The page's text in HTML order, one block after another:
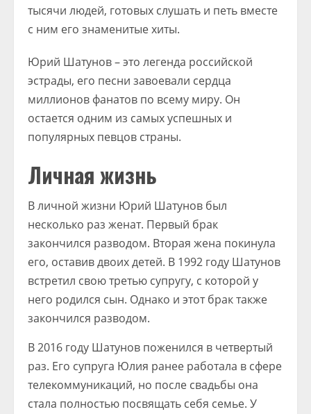
тысячи людей, готовых слушать и петь вместе
с ним его знаменитые хиты.
Юрий Шатунов – это легенда российской
эстрады, его песни завоевали сердца
миллионов фанатов по всему миру. Он
остается одним из самых успешных и
популярных певцов страны.
Личная жизнь
В личной жизни Юрий Шатунов был
несколько раз женат. Первый брак
закончился разводом. Вторая жена покинула
его, оставив двоих детей. В 1992 году Шатунов
встретил свою третью супругу, с которой у
него родился сын. Однако и этот брак также
закончился разводом.
В 2016 году Шатунов поженился в четвертый
раз. Его супруга Юлия ранее работала в сфере
телекоммуникаций, но после свадьбы она
стала полностью посвящать себя семье. У